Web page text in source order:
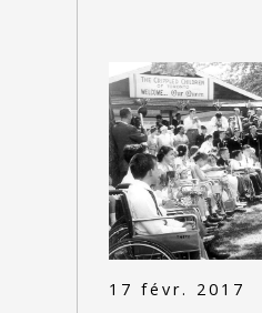
17 févr. 2017